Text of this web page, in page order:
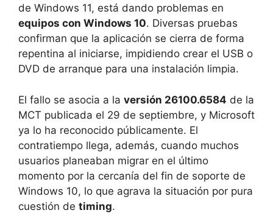
de Windows 11, está dando problemas en
equipos con Windows 10. Diversas pruebas
confirman que la aplicación se cierra de forma
repentina al iniciarse, impidiendo crear el USB o
DVD de arranque para una instalación limpia.
El fallo se asocia a la versión 26100.6584 de la
MCT publicada el 29 de septiembre, y Microsoft
ya lo ha reconocido públicamente. El
contratiempo llega, además, cuando muchos
usuarios planeaban migrar en el último
momento por la cercanía del fin de soporte de
Windows 10, lo que agrava la situación por pura
cuestión de timing.